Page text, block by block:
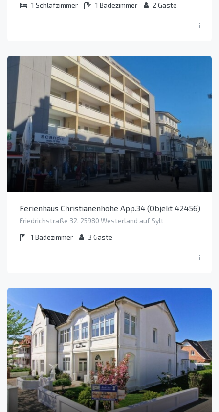
1 Schlafzimmer 1 Badezimmer 2 Gäste
Ferienhaus Christianenhöhe App.34 (Objekt 42456)
Friedrichstraße 32, 25980 Westerland auf Sylt
1 Badezimmer 3 Gäste